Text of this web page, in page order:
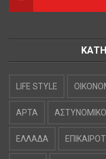
LIFE STYLE
ΑΡΤΑ
ΕΛΛΑΔΑ